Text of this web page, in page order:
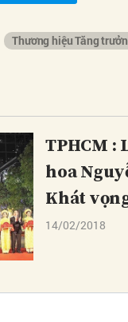
Thương hiệu Tăng
TPHCM :
hoa
Khát
14/02/2018